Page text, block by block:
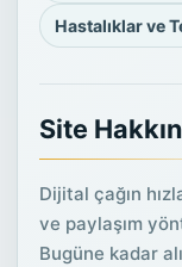
Hastalıklar ve
Site
Dijital çağın
ve paylaşım
Bugüne kadar